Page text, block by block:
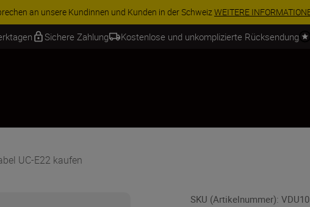
an unsere Kundinnen und Kunden in der SchweizWEITERE
Sichere Zahlung Kostenlose und unkomplizierte Rücksendung
UC-E22 kaufen
SKU (Artikelnummer):